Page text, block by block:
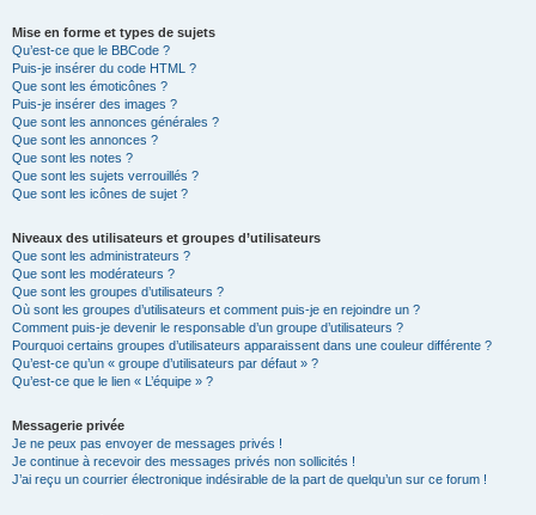
Mise en forme et types de sujets
Qu’est-ce que le BBCode ?
Puis-je insérer du code HTML ?
Que sont les émoticônes ?
Puis-je insérer des images ?
Que sont les annonces générales ?
Que sont les annonces ?
Que sont les notes ?
Que sont les sujets verrouillés ?
Que sont les icônes de sujet ?
Niveaux des utilisateurs et groupes d’utilisateurs
Que sont les administrateurs ?
Que sont les modérateurs ?
Que sont les groupes d’utilisateurs ?
Où sont les groupes d’utilisateurs et comment puis-je en rejoindre un ?
Comment puis-je devenir le responsable d’un groupe d’utilisateurs ?
Pourquoi certains groupes d’utilisateurs apparaissent dans une couleur différente ?
Qu’est-ce qu’un « groupe d’utilisateurs par défaut » ?
Qu’est-ce que le lien « L’équipe » ?
Messagerie privée
Je ne peux pas envoyer de messages privés !
Je continue à recevoir des messages privés non sollicités !
J’ai reçu un courrier électronique indésirable de la part de quelqu’un sur ce forum !